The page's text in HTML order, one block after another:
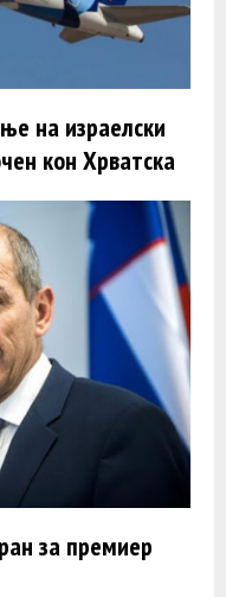
на израелски
кон Хрватска
за премиер